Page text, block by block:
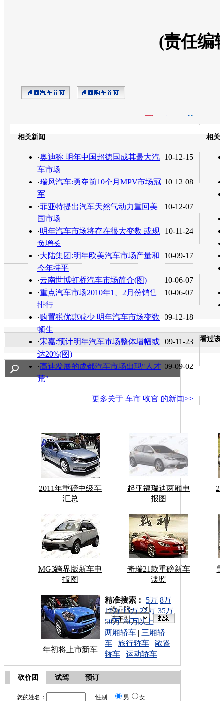
(责任编
转发至：
相关新闻
10-12-15
·奥迪称 明年中国超德国成其最大汽
车市场
10-12-08
·瑞风汽车:勇夺前10个月MPV市场冠
军
10-12-07
·菲亚特提出汽车天然气动力重回美
国市场
10-11-24
·明年汽车市场将存在很大变数 或现
负增长
10-09-17
·大陆集团:明年欧美汽车市场产量和
今年持平
10-06-07
·云南世博虹桥汽车市场简介(图)
10-06-07
·重点汽车市场2010年1、2月份销售
排行
09-12-18
·购置税优惠减少 明年汽车市场变数
顿生
09-11-23
·宋嘉:预计明年汽车市场整体增幅或
达20%(图)
09-09-02
·高速发展的成都汽车市场出现"人才
荒"
更多关于 车市 收官 的新闻>>
相
看过
2011年重磅中级车
汇总
起亚福瑞迪两厢申
报图
MG3跨界版新车申
报图
奇瑞21款重磅新车
谍照
年初将上市新车
车型搜索：
精准搜索： 5万 8万
12万 15万 22万 35万
50万 70万以上
两厢轿车 | 三厢轿
车 | 旅行轿车 | 敞篷
轿车 | 运动轿车
砍价团 试驾 预订
您的姓名： 性别： 男
女